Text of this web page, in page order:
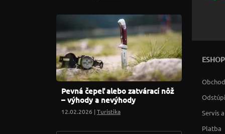
Pevná čepeľ alebo zatvárací nôž
– výhody a nevýhody
12.02.2026 |Turistika
Servis
Platba